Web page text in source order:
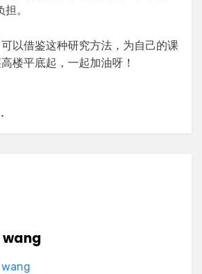
担。
以借鉴这种研究方法，为自己的课
楼平底起，一起加油呀！
wang